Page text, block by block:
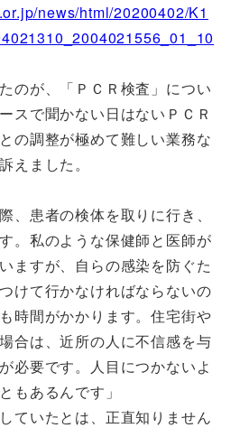
news/html/20200402/K1
のが、「ＰＣＲ検査」につい
スで聞かない日はないＰＣＲ
の調整が極めて難しい業務な
えました。
、患者の検体を取りに行き、
。私のような保健師と医師が
ますが、自らの感染を防ぐた
けて行かなければならないの
時間がかかります。住宅街や
合は、近所の人に不信感を与
必要です。人目につかないよ
もあるんです」
ていたとは、正直知りません